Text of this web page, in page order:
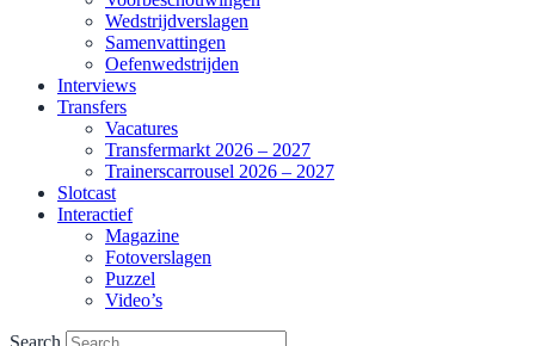
Wedstrijdverslagen
Samenvattingen
Oefenwedstrijden
Interviews
Transfers
Vacatures
Transfermarkt 2026 – 2027
Trainerscarrousel 2026 – 2027
Slotcast
Interactief
Magazine
Fotoverslagen
Puzzel
Video’s
Search